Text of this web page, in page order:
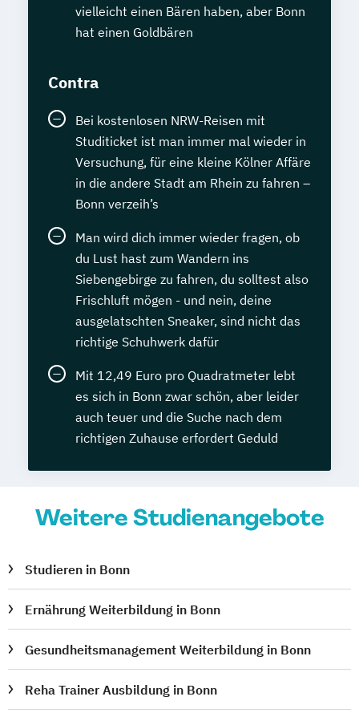
vielleicht einen Bären haben, aber Bonn
hat einen Goldbären
Contra
Bei kostenlosen NRW-Reisen mit
Studiticket ist man immer mal wieder in
Versuchung, für eine kleine Kölner Affäre
in die andere Stadt am Rhein zu fahren –
Bonn verzeih’s
Man wird dich immer wieder fragen, ob
du Lust hast zum Wandern ins
Siebengebirge zu fahren, du solltest also
Frischluft mögen - und nein, deine
ausgelatschten Sneaker, sind nicht das
richtige Schuhwerk dafür
Mit 12,49 Euro pro Quadratmeter lebt
es sich in Bonn zwar schön, aber leider
auch teuer und die Suche nach dem
richtigen Zuhause erfordert Geduld
Weitere Studienangebote
Studieren in Bonn
Ernährung Weiterbildung in Bonn
Gesundheitsmanagement Weiterbildung in Bonn
Reha Trainer Ausbildung in Bonn